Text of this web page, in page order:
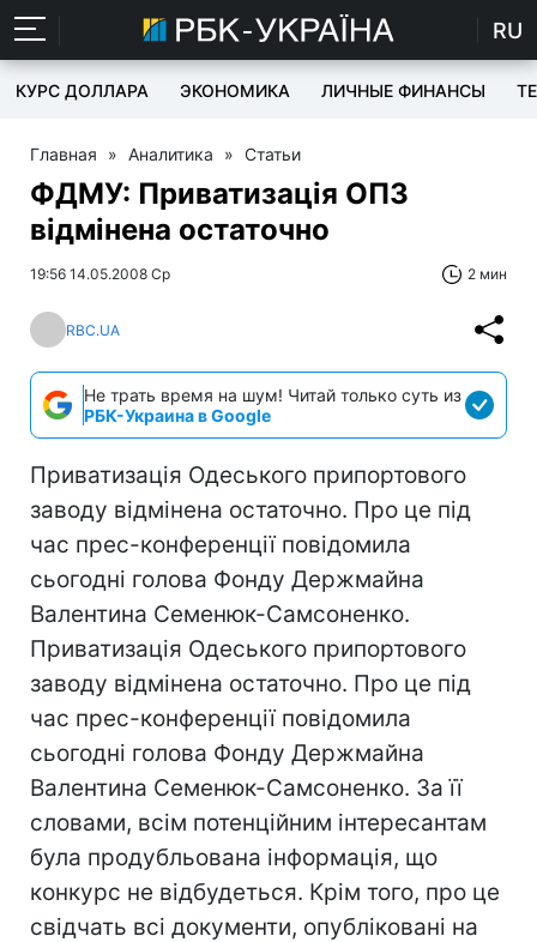
RU
КУРС ДОЛЛАРА ЭКОНОМИКА ЛИЧНЫЕ ФИНАНСЫ
Главная » Аналитика » Статьи
ФДМУ: Приватизація ОПЗ
відмінена остаточно
19:56 14.05.2008 Ср 2 мин
RBC.UA
Не трать время на шум! Читай только суть из
РБК-Украина в Google
Приватизація Одеського припортового
заводу відмінена остаточно. Про це під
час прес-конференції повідомила
сьогодні голова Фонду Держмайна
Валентина Семенюк-Самсоненко.
Приватизація Одеського припортового
заводу відмінена остаточно. Про це під
час прес-конференції повідомила
сьогодні голова Фонду Держмайна
Валентина Семенюк-Самсоненко. За її
словами, всім потенційним інтересантам
була продубльована інформація, що
конкурс не відбудеться. Крім того, про це
свідчать всі документи, опубліковані на